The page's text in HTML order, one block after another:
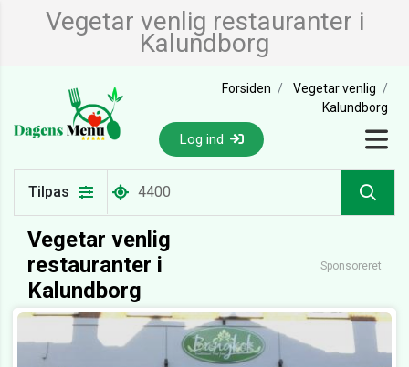
Vegetar venlig restauranter i
Kalundborg
Forsiden
Vegetar venlig
Kalundborg
Log ind
Tilpas
Vegetar venlig
restauranter i
Kalundborg
Sponsoreret